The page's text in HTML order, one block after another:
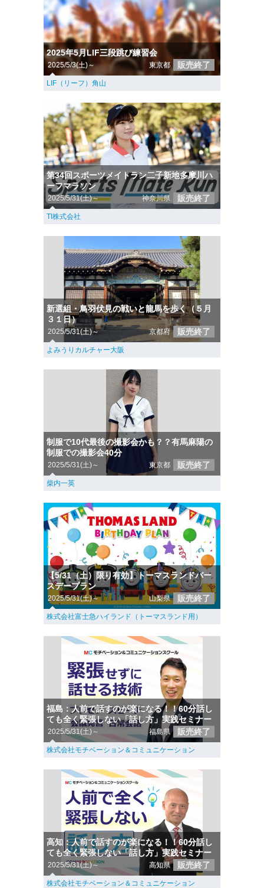
2025年5月LIF三段跳び練習会
2025/5/3(土)～ 東京都 販売終了
LIF（リーフ）角山
第34回スポーツメイトラン二子新地多摩川ハ
ーフマラソン
2025/5/31(土)～ 神奈川県 販売終了
TI株式会社
新選組・鳥羽伏見の戦いと龍馬を歩く（５月
３１日）
2025/5/31(土)～ 京都府 販売終了
よみうりカルチャー大阪
制服で10代最後の撮影会かも？？有馬麻陽の
制服での撮影会40分
2025/5/31(土)～ 東京都 販売終了
柴内一英
【5/31（土）限り有効】トーマスランドバー
スデープラン
2025/5/31(土)～ 山梨県 販売終了
株式会社富士急ハイランド（トーマスランド用）
福島：人前で話すのが楽になる！！60分話し
ても全く緊張しない「話し方」実践セミナー
2025/5/31(土)～ 福島県 販売終了
株式会社モチベーション＆コミュニケーション
高知：人前で話すのが楽になる！！60分話し
ても全く緊張しない「話し方」実践セミナー
2025/5/31(土)～ 高知県 販売終了
株式会社モチベーション＆コミュニケーション